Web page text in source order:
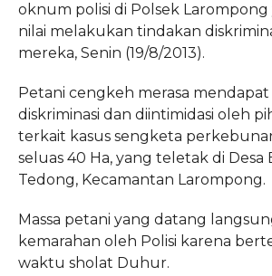
oknum polisi di Polsek
nilai melakukan tindakan
mereka, Senin (19/8/2013).
Petani cengkeh merasa
diskriminasi dan diintimidasi oleh
terkait kasus sengketa
seluas 40 Ha, yang teletak di Desa
Tedong, Kecamantan Larompong.
Massa petani yang datang
kemarahan oleh Polisi karena
waktu sholat Duhur.